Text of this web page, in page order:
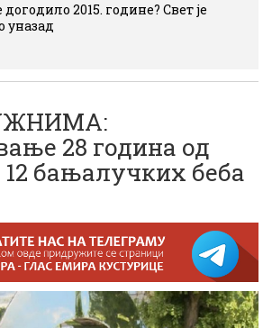
догодило 2015. године? Свет је
уназад
28 година од
бањалучких беба